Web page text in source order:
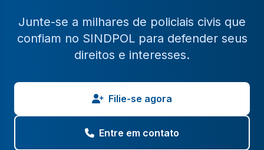
Junte-se a milhares de policiais civis que
confiam no SINDPOL para defender seus
direitos e interesses.
Filie-se agora
Entre em contato